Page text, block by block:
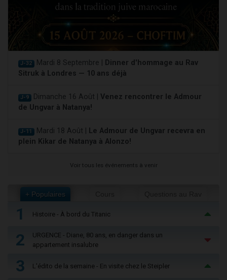
J-32 Mardi 8 Septembre | Dinner d'hommage au Rav
Sitruk à Londres — 10 ans déjà
J-9 Dimanche 16 Août | Venez rencontrer le Admour
de Ungvar à Natanya!
J-11 Mardi 18 Août | Le Admour de Ungvar recevra en
plein Kikar de Natanya à Alonzo!
Voir tous les événements à venir
+ Populaires
1 Histoire - À bord du Titanic
2
URGENCE - Diane, 80 ans, en danger dans un
appartement insalubre
3 L'édito de la semaine - En visite chez le Steipler